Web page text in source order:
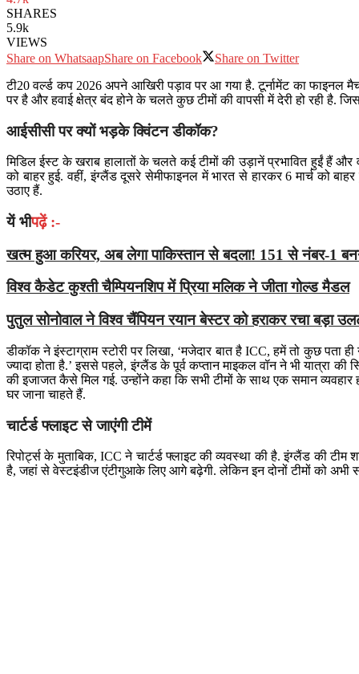
SHARES
5.9k
VIEWS
Share on WhatsaapShare on Facebook
Share on Twitter
टी20 वर्ल्ड कप 2026 अपने आखिरी पड़ाव पर आ गया है. टूर्नामेंट का फाइनल
पर है और हवाई क्षेत्र बंद होने के चलते कुछ टीमों की वापसी में देरी हो रही
आईसीसी पर क्यों भड़के क्विंटन डीकॉक?
मिडिल ईस्ट के खराब हालातों के चलते कई टीमों की उड़ानें प्रभावित हुईं हैं और
को बाहर हुई. वहीं, इंग्लैंड दूसरे सेमीफाइनल में भारत से हारकर 6 मार्च को
उठाए हैं.
यें भीपढ़ें :-
खत्म हुआ करियर, अब लेगा पाकिस्तान से बदला! 151 से नंबर-1
विश्व कैडेट कुश्ती चैम्पियनशिप में प्रिया मलिक ने जीता गोल्ड मैडल
पुतुल सोनोवाल ने विश्व चैंपियन रयान बेस्टर को हराकर रचा बड़ा
डीकॉक ने इंस्टाग्राम स्टोरी पर लिखा, ‘मजेदार बात है ICC, हमें तो कुछ
ज्यादा होता है.’ इससे पहले, इंग्लैंड के पूर्व कप्तान माइकल वॉन ने भी यात्रा
की इजाजत कैसे मिल गई. उन्होंने कहा कि सभी टीमों के साथ एक समान व्यवहार
घर जाना चाहते हैं.
चार्टर्ड फ्लाइट से जाएंगी टीमें
रिपोर्ट्स के मुताबिक, ICC ने चार्टर्ड फ्लाइट की व्यवस्था की है. इंग्लैंड की
है, जहां से वेस्टइंडीज एंटीगुआके लिए आगे बढ़ेगी. लेकिन इन दोनों टीमों को अभी